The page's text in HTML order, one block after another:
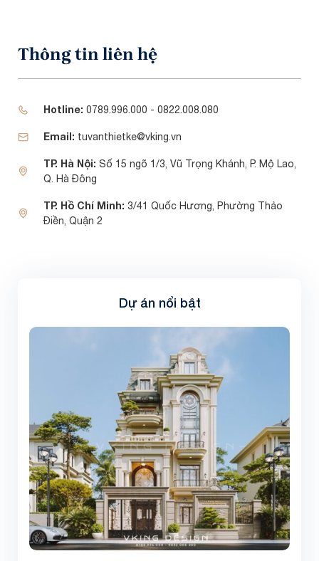
Thông tin liên hệ
Hotline: 0789.996.000 - 0822.008.080
Email: tuvanthietke@vking.vn
TP. Hà Nội: Số 15 ngõ 1/3, Vũ Trọng Khánh, P. Mộ Lao,
Q. Hà Đông
TP. Hồ Chí Minh: 3/41 Quốc Hương, Phường Thảo
Điền, Quận 2
Dự án nổi bật